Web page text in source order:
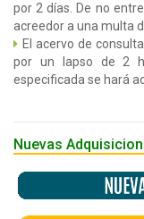
por 2 días. De no
acreedor a una multa
El acervo de
por un lapso de 2
especificada se hará
Nuevas